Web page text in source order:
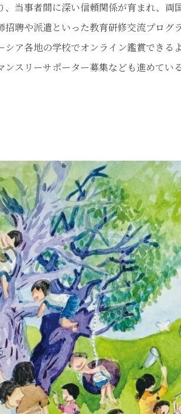
当事者間に深い信頼関係が育まれ、両
聘や派遣といった教育研修交流プログ
ア各地の学校でオンライン鑑賞できる
スリーサポーター募集なども進めて